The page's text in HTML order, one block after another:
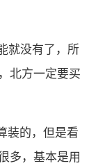
就没有了，所
北方一定要买
装的，但是看
多，基本是用